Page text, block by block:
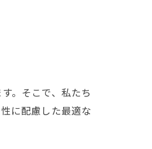
。そこで、私たち
に配慮した最適な